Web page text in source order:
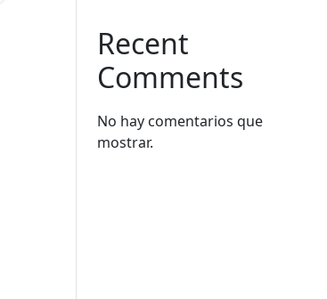
Recent
Comments
No hay comentarios que
mostrar.